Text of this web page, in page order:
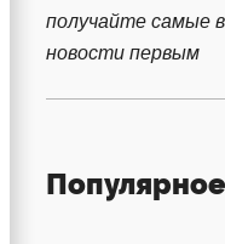
получайте самые
новости первым